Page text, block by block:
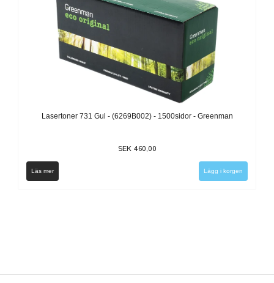
Lasertoner 731 Gul - (6269B002) - 1500sidor - Greenman
SEK 460,00
Läs mer